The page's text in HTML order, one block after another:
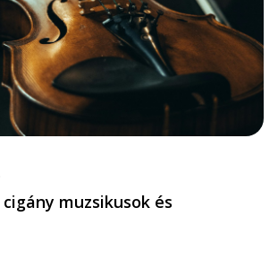
muzsikusok és